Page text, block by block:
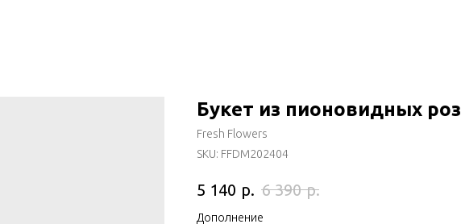
Букет из пионовидных роз
Fresh Flowers
SKU: FFDM202404
5 140 р. 6 390 р.
Дополнениe